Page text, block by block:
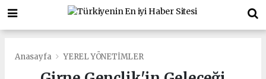
Anasayfa YEREL YÖNETİMLER